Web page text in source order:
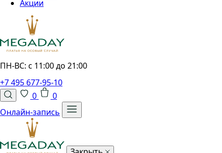
Акции
ПН-ВС: с 11:00 до 21:00
+7 495 677-95-10
0
0
Онлайн-запись